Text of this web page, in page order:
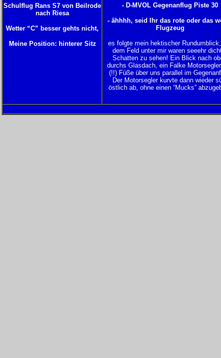
Schulflug Rans S7 von Beilrode
nach Riesa
Wetter “C” besser gehts nicht,
Meine Position: hinterer Sitz
- D-MVOL Gegenanflug Piste 30
- ähhhh, seid Ihr das rote oder das
Flugzeug
es folgte mein hektischer
dem Feld unter mir waren seeehr
Schatten zu sehen! Ein Blick nach
durchs Glasdach, ein Falke
(!!) Füße über uns parallel im
Der Motorsegler kurvte dann wieder
östlich ab, ohne einen “Mucks”